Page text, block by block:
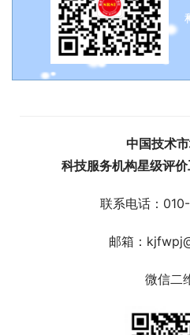
中国技术
科技服务机构星级评
联系电话：
邮箱：
微信二